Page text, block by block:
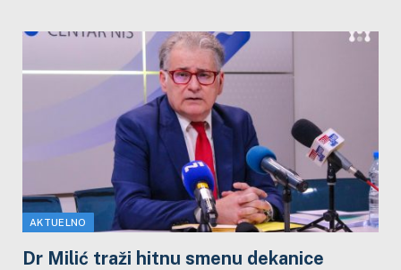
AKTUELNO
Dr Milić traži hitnu smenu dekanice